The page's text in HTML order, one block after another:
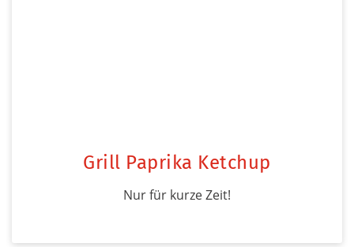
Grill Paprika Ketchup
Nur für kurze Zeit!